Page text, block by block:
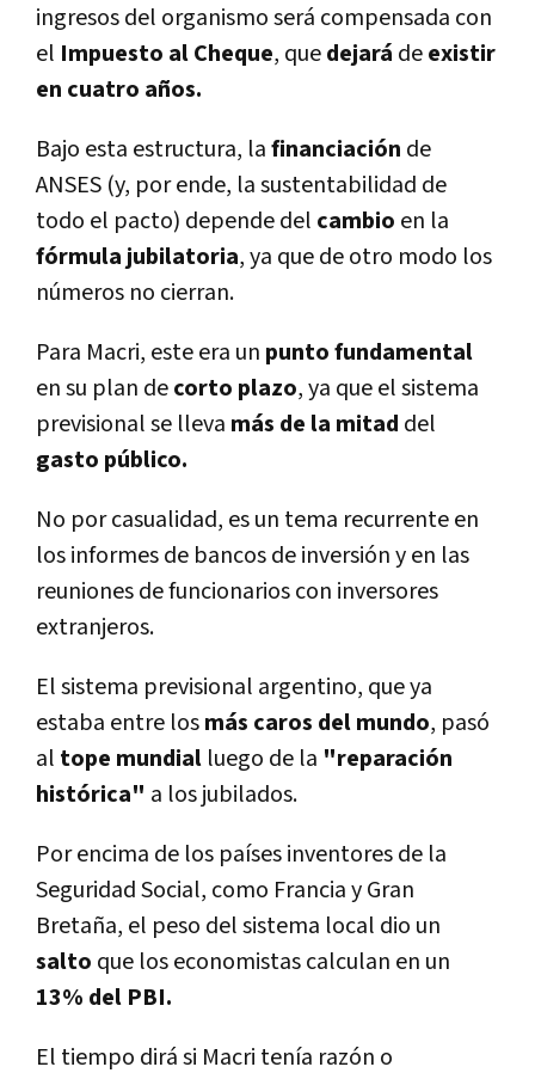
ingresos del organismo será compensada con
el Impuesto al Cheque, quedejará deexistir
en cuatro años.
Bajo esta estructura, lafinanciación de
ANSES (y, por ende, la sustentabilidad de
todo el pacto) depende del cambio en la
fórmula jubilatoria, ya que de otro modo los
números no cierran.
Para Macri, este era un punto fundamental
en su plan decorto plazo, ya que el sistema
previsional se lleva más de la mitad del
gasto público.
No por casualidad, es un tema recurrente en
los informes de bancos de inversión y en las
reuniones de funcionarios con inversores
extranjeros.
El sistema previsional argentino, que ya
estaba entre losmás caros del mundo, pasó
al tope mundial luego de la "reparación
histórica" a los jubilados.
Por encima de los paí­ses inventores de la
Seguridad Social, como Francia y Gran
Bretaña, el peso del sistema local dio un
salto que los economistas calculan en un
13% del PBI.
El tiempo dirá si Macri tení­a razón o